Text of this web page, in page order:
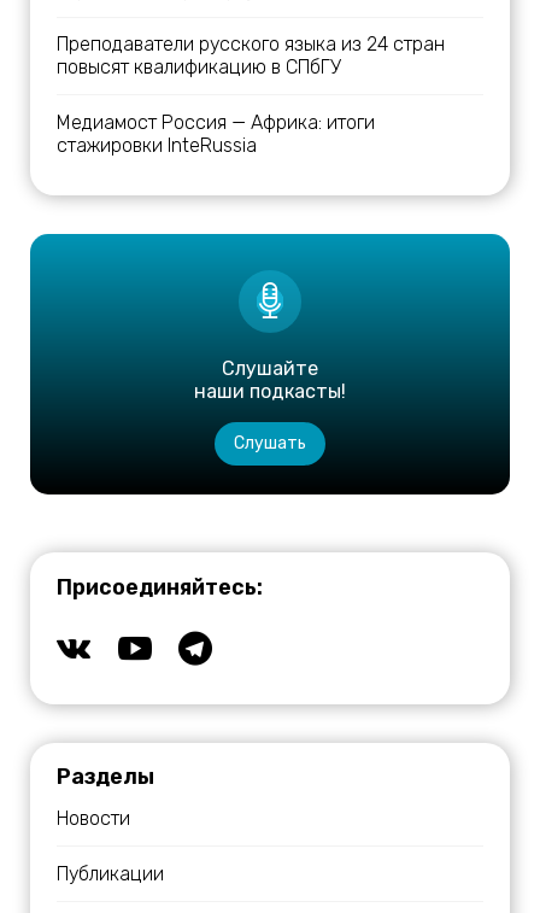
Преподаватели русского языка из 24 стран
повысят квалификацию в СПбГУ
Медиамост Россия — Африка: итоги
стажировки InteRussia
Слушайте
наши подкасты!
Слушать
Присоединяйтесь:
Разделы
Новости
Публикации